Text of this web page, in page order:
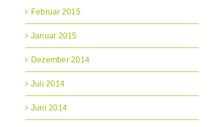
Februar 2015
Januar 2015
Dezember 2014
Juli 2014
Juni 2014